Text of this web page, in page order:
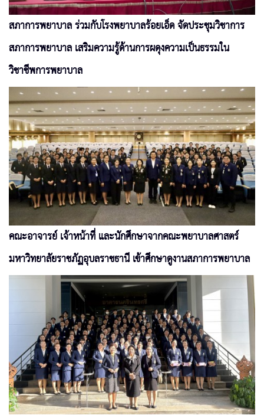
สภาการพยาบาล ร่วมกับโรงพยาบาลร้อยเอ็ด จัดประชุมวิชาการ
สภาการพยาบาล เสริมความรู้ด้านการผดุงความเป็นธรรมใน
วิชาชีพการพยาบาล
คณะอาจารย์ เจ้าหน้าที่ และนักศึกษาจากคณะพยาบาลศาสตร์
มหาวิทยาลัยราชภัฏอุบลราชธานี เข้าศึกษาดูงานสภาการพยาบาล